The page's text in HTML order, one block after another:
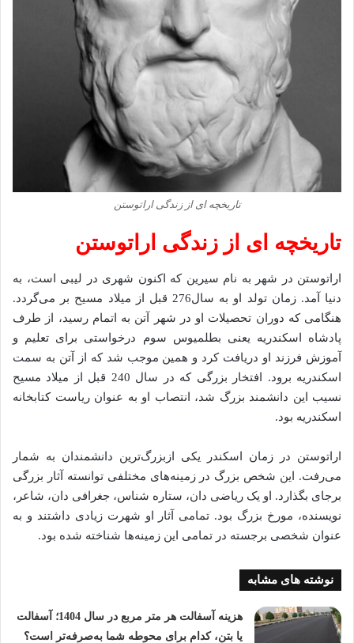
تاریخچه ای از زندگی اراتوستن
تاریخچه ای از زندگی اراتوستن
اراتوستن در شهر به نام سیرین که اکنون شهری در لیبی است، به
دنیا آمد. زمان تولد او به سال276 قبل از میلاد مسیح بر می‌گردد.
هنگامی که دوران تحصیلات او در شهر آتن به اتمام رسید، از طرف
پادشاه اسکندریه یعنی بطلمیوس سوم درخواستی برای تعلیم و
آموزش فرزند او دریافت کرد و همین موجب شد که از آتن به سمت
اسکندریه برود. افتخار بزرگی که در سال 240 قبل از میلاد مسیح
نسیب این دانشمند بزرگ شد، انتصاب او به عنوان ریاست کتابخانه
اسکندریه بود.
اراتوستن در زمان اسکندر یکی ازبزرگ‌ترین دانشمندان به شمار
می‌رفت. این شخص بزرگ در زمینه‌های مختلفی توانسته آثار بزرگی
برجای بگذارد. او یک ریاضی دان، ستاره شناس، جغرافی دان، شاعر،
نویسنده، مورخ بزرگ بود. تمامی آثار او شهرت زیادی داشتند و به
عنوان شخصی برجسته در تمامی این زمینه‌ها شناخته شده بود.
نوشته های مشابه
هزینه آسفالت هر متر مربع در سال 1404؛ آسفالت
یا بتن، کدام برای محوطه شما به‌صرفه‌تر است؟